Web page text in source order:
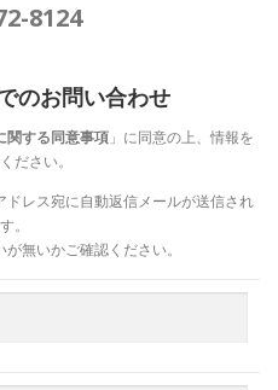
8124
のお問い合わせ
関する同意事項 」に同意の上、情報を
ださい。
レス宛に自動返信メールが送信され
。
無いかご確認ください。